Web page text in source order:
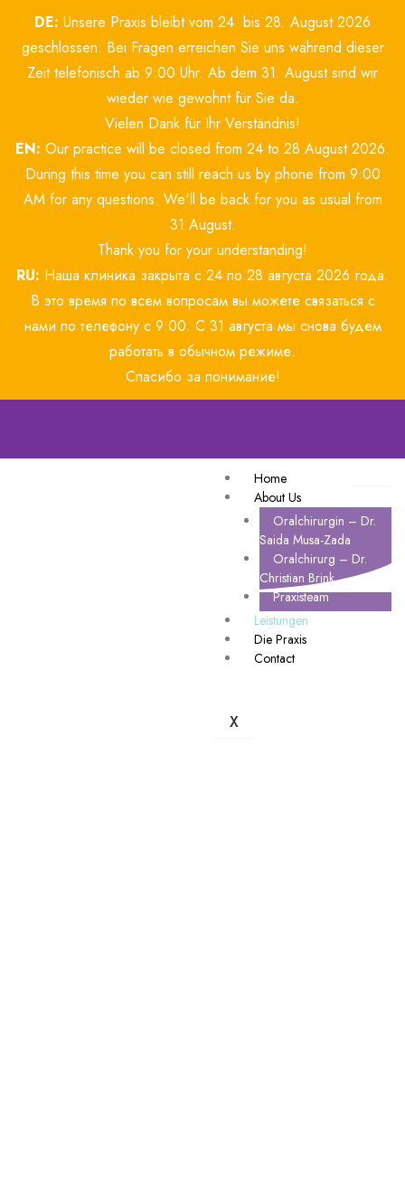
DE: Unsere Praxis bleibt vom 24. bis 28. August 2026
geschlossen. Bei Fragen erreichen Sie uns während dieser
Zeit telefonisch ab 9:00 Uhr. Ab dem 31. August sind wir
wieder wie gewohnt für Sie da.
Vielen Dank für Ihr Verständnis!
EN: Our practice will be closed from 24 to 28 August 2026.
During this time you can still reach us by phone from 9:00
AM for any questions. We'll be back for you as usual from
31 August.
Thank you for your understanding!
RU: Наша клиника закрыта с 24 по 28 августа 2026 года.
В это время по всем вопросам вы можете связаться с
нами по телефону с 9:00. С 31 августа мы снова будем
работать в обычном режиме.
Спасибо за понимание!
content
Home
About Us
Oralchirurgin – Dr.
Saida Musa-Zada
Oralchirurg – Dr.
Christian Brink
Praxisteam
Leistungen
Die Praxis
Contact
X